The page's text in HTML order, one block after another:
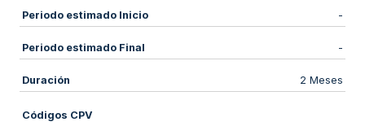
Periodo estimado Inicio -
Periodo estimado Final -
Duración 2 Meses
Códigos CPV